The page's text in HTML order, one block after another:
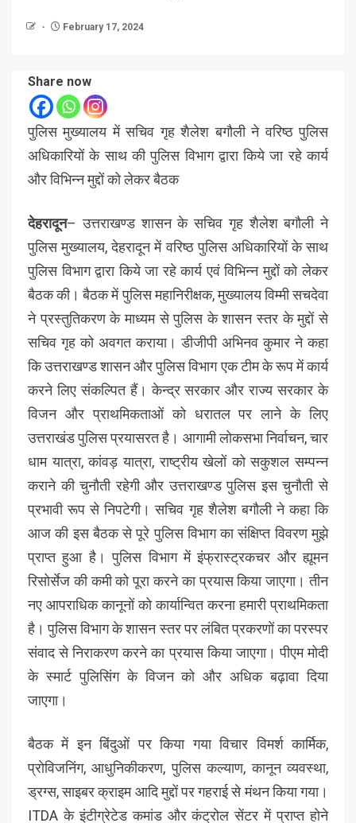
February 17, 2024
Share now
पुलिस मुख्यालय में सचिव गृह शैलेश बगौली ने वरिष्ठ पुलिस
अधिकारियों के साथ की पुलिस विभाग द्वारा किये जा रहे कार्य
और विभिन्न मुद्दों को लेकर बैठक
देहरादून– उत्तराखण्ड शासन के सचिव गृह शैलेश बगौली ने
पुलिस मुख्यालय, देहरादून में वरिष्ठ पुलिस अधिकारियों के साथ
पुलिस विभाग द्वारा किये जा रहे कार्य एवं विभिन्न मुद्दों को लेकर
बैठक की। बैठक में पुलिस महानिरीक्षक, मुख्यालय विम्मी सचदेवा
ने प्रस्तुतिकरण के माध्यम से पुलिस के शासन स्तर के मुद्दों से
सचिव गृह को अवगत कराया। डीजीपी अभिनव कुमार ने कहा
कि उत्तराखण्ड शासन और पुलिस विभाग एक टीम के रूप में कार्य
करने लिए संकल्पित हैं। केन्द्र सरकार और राज्य सरकार के
विजन और प्राथमिकताओं को धरातल पर लाने के लिए
उत्तराखंड पुलिस प्रयासरत है। आगामी लोकसभा निर्वाचन, चार
धाम यात्रा, कांवड़ यात्रा, राष्ट्रीय खेलों को सकुशल सम्पन्न
कराने की चुनौती रहेगी और उत्तराखण्ड पुलिस इस चुनौती से
प्रभावी रूप से निपटेगी। सचिव गृह शैलेश बगौली ने कहा कि
आज की इस बैठक से पूरे पुलिस विभाग का संक्षिप्त विवरण मुझे
प्राप्त हुआ है। पुलिस विभाग में इंफ्रास्ट्रकचर और ह्यूमन
रिसोर्सेज की कमी को पूरा करने का प्रयास किया जाएगा। तीन
नए आपराधिक कानूनों को कार्यान्वित करना हमारी प्राथमिकता
है। पुलिस विभाग के शासन स्तर पर लंबित प्रकरणों का परस्पर
संवाद से निराकरण करने का प्रयास किया जाएगा। पीएम मोदी
के स्मार्ट पुलिसिंग के विजन को और अधिक बढ़ावा दिया
जाएगा।
बैठक में इन बिंदुओं पर किया गया विचार विमर्श कार्मिक,
प्रोविजनिंग, आधुनिकीकरण, पुलिस कल्याण, कानून व्यवस्था,
ड्रग्स, साइबर क्राइम आदि मुद्दों पर गहराई से मंथन किया गया।
ITDA के इंटीग्रेटेड कमांड और कंट्रोल सेंटर में प्राप्त होने